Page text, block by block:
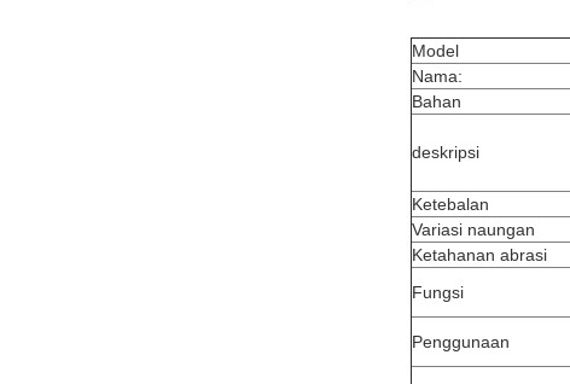
Model
Nama:
Bahan
deskripsi
Ketebalan
Variasi naungan
Ketahanan abrasi
Fungsi
Penggunaan